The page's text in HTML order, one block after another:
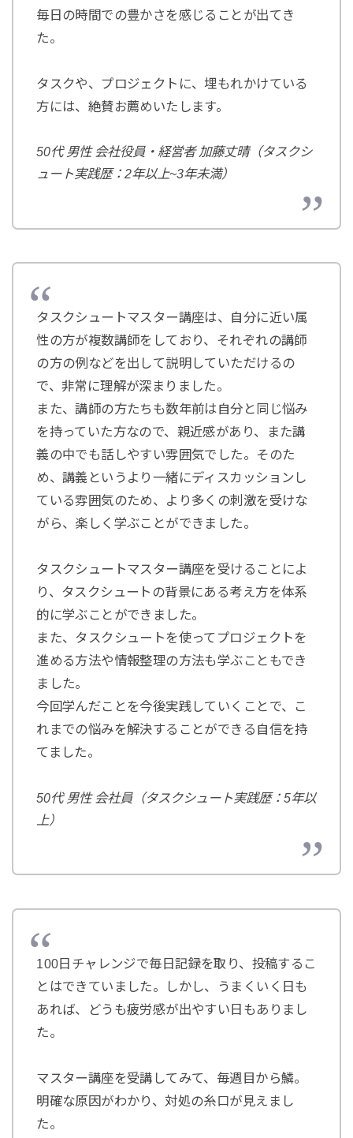
毎日の時間での豊かさを感じることが出てき
た。
タスクや、プロジェクトに、埋もれかけている
方には、絶賛お薦めいたします。
50代 男性 会社役員・経営者 加藤丈晴（タスクシ
ュート実践歴：2年以上~3年未満）
タスクシュートマスター講座は、自分に近い属
性の方が複数講師をしており、それぞれの講師
の方の例などを出して説明していただけるの
で、非常に理解が深まりました。
また、講師の方たちも数年前は自分と同じ悩み
を持っていた方なので、親近感があり、また講
義の中でも話しやすい雰囲気でした。そのた
め、講義というより一緒にディスカッションし
ている雰囲気のため、より多くの刺激を受けな
がら、楽しく学ぶことができました。
タスクシュートマスター講座を受けることによ
り、タスクシュートの背景にある考え方を体系
的に学ぶことができました。
また、タスクシュートを使ってプロジェクトを
進める方法や情報整理の方法も学ぶこともでき
ました。
今回学んだことを今後実践していくことで、こ
れまでの悩みを解決することができる自信を持
てました。
50代 男性 会社員（タスクシュート実践歴：5年以
上）
100日チャレンジで毎日記録を取り、投稿するこ
とはできていました。しかし、うまくいく日も
あれば、どうも疲労感が出やすい日もありまし
た。
マスター講座を受講してみて、毎週目から鱗。
明確な原因がわかり、対処の糸口が見えまし
た。